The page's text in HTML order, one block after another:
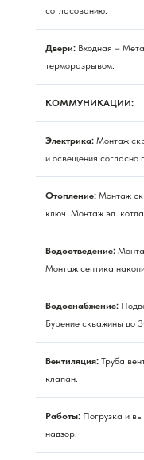
согласованию.
Двери: Входная –
терморазрывом.
КОММУНИКАЦИИ:
Электрика: Монтаж
и освещения согласно
Отопление: Монтаж
ключ. Монтаж эл.
Водоотведение:
Монтаж септика
Водоснабжение:
Бурение скважины до
Вентиляция: Труба
клапан.
Работы: Погрузка и
надзор.